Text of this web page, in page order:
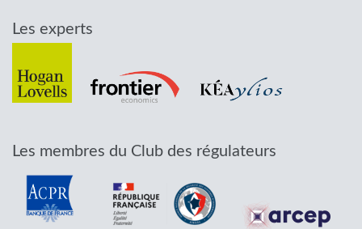
Les experts
Les membres du Club des régulateurs